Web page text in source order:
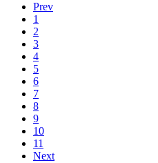
Prev
1
2
3
4
5
6
7
8
9
10
11
Next